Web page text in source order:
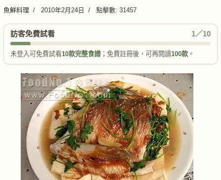
魚鮮料理 2010年2月24日 點擊數: 31457
訪客免費試看 1／10
未登入可免費試看10款完整食譜 ；免費註冊後，可再閱讀100款 。